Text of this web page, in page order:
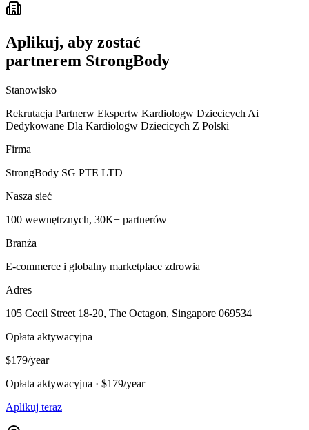
Aplikuj, aby zostać
partnerem StrongBody
Stanowisko
Rekrutacja Partnerw Ekspertw Kardiologw Dziecicych Ai
Dedykowane Dla Kardiologw Dziecicych Z Polski
Firma
StrongBody SG PTE LTD
Nasza sieć
100 wewnętrznych, 30K+ partnerów
Branża
E-commerce i globalny marketplace zdrowia
Adres
105 Cecil Street 18-20, The Octagon, Singapore 069534
Opłata aktywacyjna
$179/year
Opłata aktywacyjna · $179/year
Aplikuj teraz